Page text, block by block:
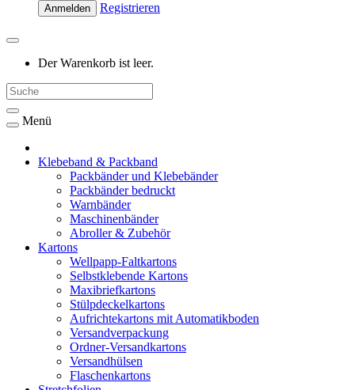
Anmelden Registrieren
Der Warenkorb ist leer.
Menü
Klebeband & Packband
Packbänder und Klebebänder
Packbänder bedruckt
Warnbänder
Maschinenbänder
Abroller & Zubehör
Kartons
Wellpapp-Faltkartons
Selbstklebende Kartons
Maxibriefkartons
Stülpdeckelkartons
Aufrichtekartons mit Automatikboden
Versandverpackung
Ordner-Versandkartons
Versandhülsen
Flaschenkartons